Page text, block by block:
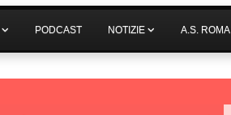
PODCAST NOTIZIE A.S. ROMA